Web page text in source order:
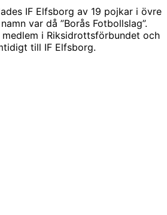
IF Elfsborg av 19 pojkar i övre
var då ”Borås Fotbollslag”.
i Riksidrottsförbundet och
till IF Elfsborg.